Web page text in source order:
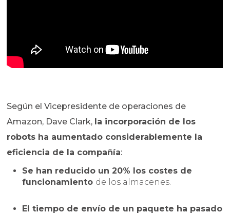
Según el Vicepresidente de operaciones de
Amazon, Dave Clark, la incorporación de los
robots ha aumentado considerablemente la
eficiencia de la compañía:
Se han reducido un 20% los costes de
funcionamiento de los almacenes.
El tiempo de envío de un paquete ha pasado